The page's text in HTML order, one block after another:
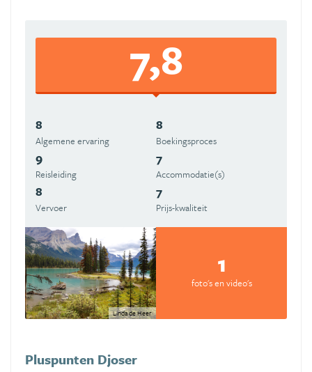
7,8
8
Algemene ervaring
8
Boekingsproces
9
Reisleiding
7
Accommodatie(s)
8
Vervoer
7
Prijs-kwaliteit
Linda de Heer
1
foto's en video's
Pluspunten Djoser